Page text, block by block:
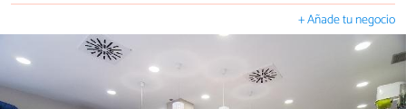
+ Añade tu negocio